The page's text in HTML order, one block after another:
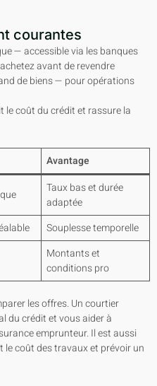
courantes
— accessible via les banques
avant de revendre
de biens — pour opérations
coût du crédit et rassure la
Avantage
Taux bas et durée
adaptée
Souplesse temporelle
Montants et
conditions pro
les offres. Un courtier
du crédit et vous aider à
emprunteur. Il est aussi
coût des travaux et prévoir un